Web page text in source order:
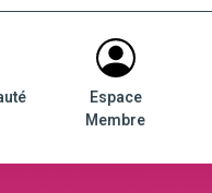
Espace
Membre